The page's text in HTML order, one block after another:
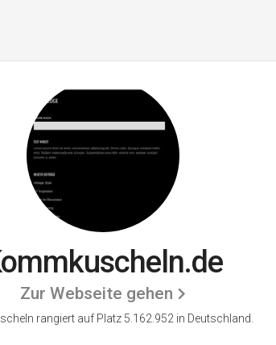
Zur Webseite gehen
rangiert auf Platz 5.162.952 in Deutschland.